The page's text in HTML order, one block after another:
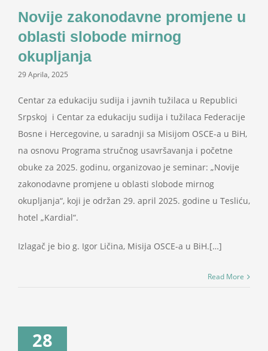
Projekti
Search
for:
Novije zakonodavne promjene u
oblasti slobode mirnog
okupljanja
29 Aprila, 2025
Centar za edukaciju sudija i javnih tužilaca u Republici
Srpskoj i Centar za edukaciju sudija i tužilaca Federacije
Bosne i Hercegovine, u saradnji sa Misijom OSCE-a u BiH,
na osnovu Programa stručnog usavršavanja i početne
obuke za 2025. godinu, organizovao je seminar: „Novije
zakonodavne promjene u oblasti slobode mirnog
okupljanja“, koji je održan 29. april 2025. godine u Tesliću,
hotel „Kardial“.
Izlagač je bio g. Igor Ličina, Misija OSCE-a u BiH.[…]
Read More
28